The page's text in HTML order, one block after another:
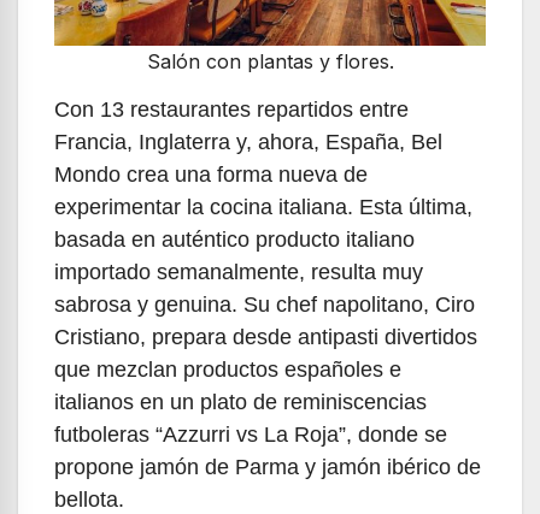
Salón con plantas y flores.
Con 13 restaurantes repartidos entre
Francia, Inglaterra y, ahora, España, Bel
Mondo crea una forma nueva de
experimentar la cocina italiana. Esta última,
basada en auténtico producto italiano
importado semanalmente, resulta muy
sabrosa y genuina. Su chef napolitano, Ciro
Cristiano, prepara desde antipasti divertidos
que mezclan productos españoles e
italianos en un plato de reminiscencias
futboleras “Azzurri vs La Roja”, donde se
propone jamón de Parma y jamón ibérico de
bellota.